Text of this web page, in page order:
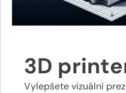
3D
Vylepšete vizuální